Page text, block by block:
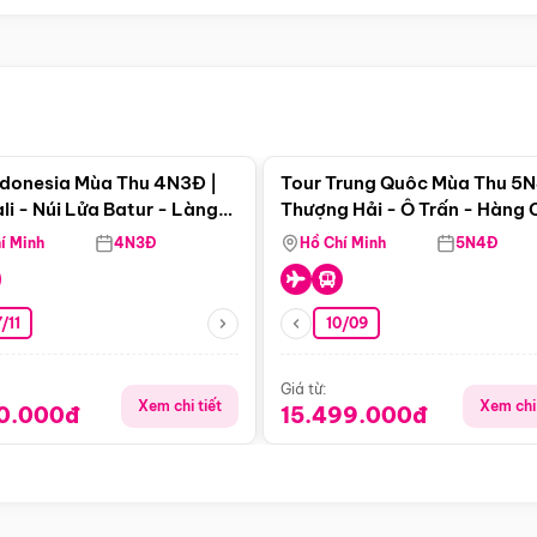
Mùa Thu 4N3Đ |
- Núi Lửa Batur - Làng
Minh 4N3Đ
11
Xem chi tiết
Tour Trung Quôc Mùa Thu
Thượng Hải - Ô Trấn - Hàng
(Tour Không Shopping)
Hồ Chí Minh 5N4Đ
10/09
Giá từ:
15.499.000đ Xem